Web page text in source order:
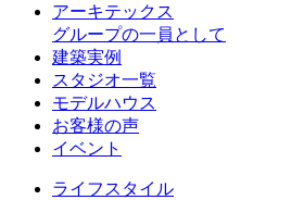
アーキテックス
グループの一員として
建築実例
スタジオ一覧
モデルハウス
お客様の声
イベント
ライフスタイル